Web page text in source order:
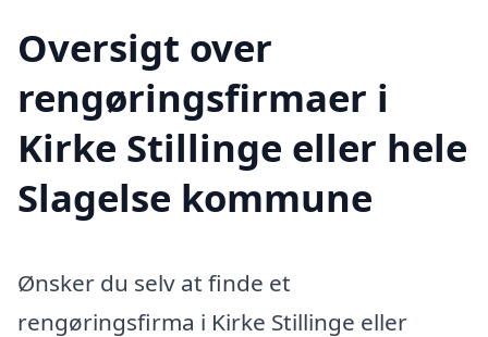
Oversigt over
rengøringsfirmaer i
Kirke Stillinge eller hele
Slagelse kommune
Ønsker du selv at finde et
rengøringsfirma i Kirke Stillinge eller